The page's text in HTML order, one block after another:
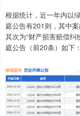
根据统计，近一年内以
庭公告有201则，其中
其次为“财产损害赔偿纠
庭公告（前20条）如下：